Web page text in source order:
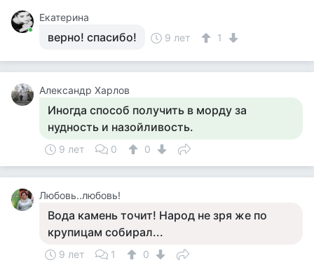
Екатерина
верно! спасибо! 9 лет 1
Александр Харлов
Иногда способ получить в морду за
нудность и назойливость.
9 лет 0 0
Любовь..любовь!
Вода камень точит! Народ не зря же по
крупицам собирал...
9 лет 1
0